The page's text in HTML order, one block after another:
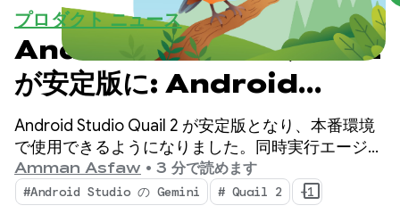
プロダクト ニュース
Android Studio Quail 2
が安定版に: Android
Studio AI エージェントで
マルチタスクを実行
Android Studio Quail 2 が安定版となり、本番環境
で使用できるようになりました。同時実行エージェ
ント ワークフロー、ネイティブに統合されたメモ
リリーク プロファイリング、コンテキストを認識
したクラッシュ修復により、IDE が変化します。
Amman Asfaw • 3 分で読めます
#Android Studio の Gemini # Quail 2 +1